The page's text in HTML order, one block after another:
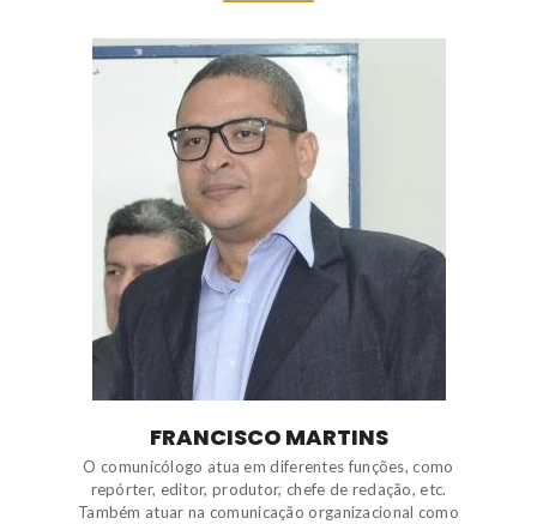
FRANCISCO MARTINS
O comunicólogo atua em diferentes funções, como
repórter, editor, produtor, chefe de redação, etc.
Também atuar na comunicação organizacional como